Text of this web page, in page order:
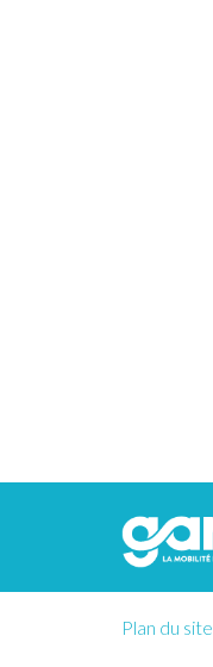
Plan du site